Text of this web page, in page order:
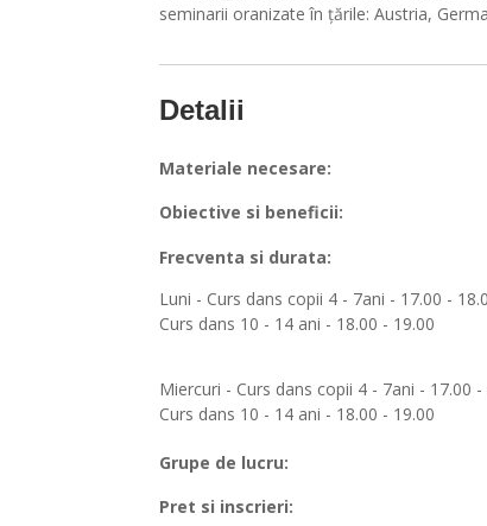
seminarii oranizate în țările: Austria,
Detalii
Materiale necesare:
Obiective si beneficii:
Frecventa si durata:
Luni - Curs dans copii 4 - 7ani - 17.00 -
Curs dans 10 - 14 ani - 18.00 - 19.00
Miercuri - Curs dans copii 4 - 7ani - 17.00 -
Curs dans 10 - 14 ani - 18.00 - 19.00
Grupe de lucru:
Pret si inscrieri: